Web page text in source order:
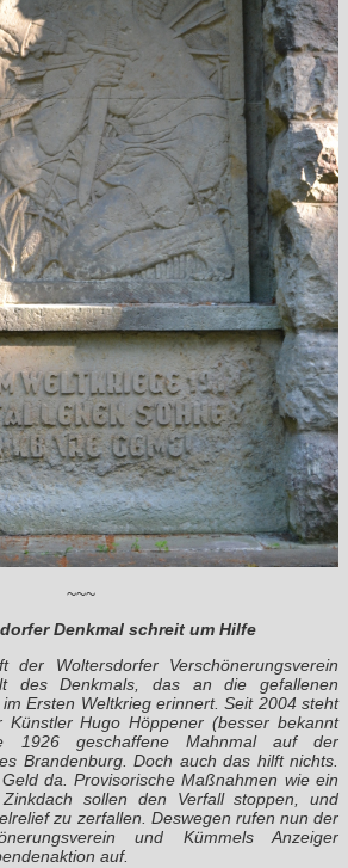
~~~
Denkmal schreit um Hilfe
Woltersdorfer Verschönerungsverein
des Denkmals, das an die gefallenen
Ersten Weltkrieg erinnert. Seit 2004 steht
Künstler Hugo Höppener (besser bekannt
1926 geschaffene Mahnmal auf der
Brandenburg. Doch auch das hilft nichts.
da. Provisorische Maßnahmen wie ein
sollen den Verfall stoppen, und
zu zerfallen. Deswegen rufen nun der
und Kümmels Anzeiger
auf.